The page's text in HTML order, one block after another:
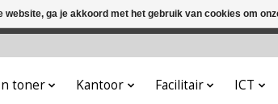
toner Kantoor Facilitair ICT
website, ga je akkoord met het gebruik van cookies om
Deze winkel is in aanbouw. Eventueel